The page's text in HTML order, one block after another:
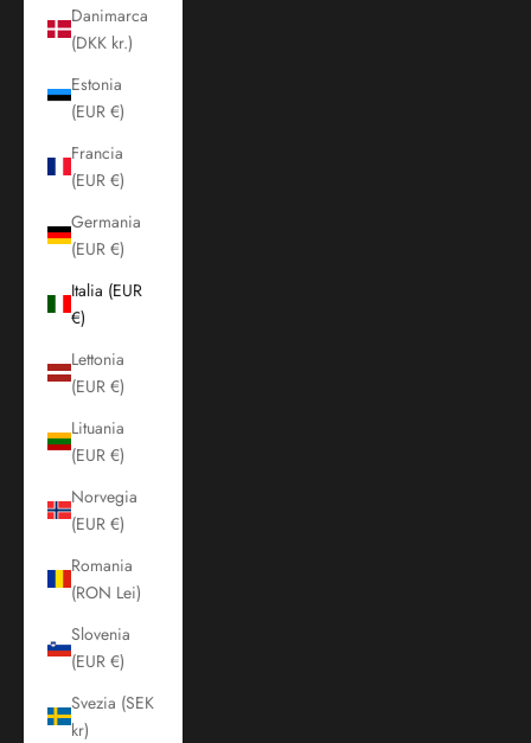
Danimarca
(DKK kr.)
Estonia
(EUR €)
Francia
(EUR €)
Germania
(EUR €)
Italia (EUR
€)
Lettonia
(EUR €)
Lituania
(EUR €)
Norvegia
(EUR €)
Romania
(RON Lei)
Slovenia
(EUR €)
Svezia (SEK
kr)